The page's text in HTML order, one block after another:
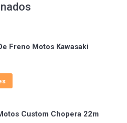
Freno Motos Kawasaki
Custom Chopera 22m